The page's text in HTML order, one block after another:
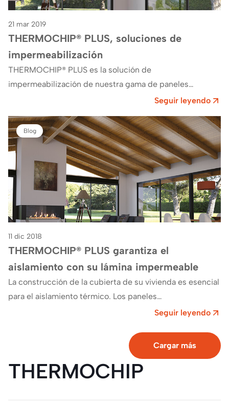
21 mar 2019
THERMOCHIP® PLUS, soluciones de
impermeabilización
THERMOCHIP® PLUS es la solución de
impermeabilización de nuestra gama de paneles
sándwich de madera. Las variaciones estéticas y
Seguir leyendo
Blog
11 dic 2018
THERMOCHIP® PLUS garantiza el
aislamiento con su lámina impermeable
La construcción de la cubierta de su vivienda es esencial
para el aislamiento térmico. Los paneles
sándwich THERMOCHIP® PLUS son fabricados con el
Seguir leyendo
Cargar más
THERMOCHIP